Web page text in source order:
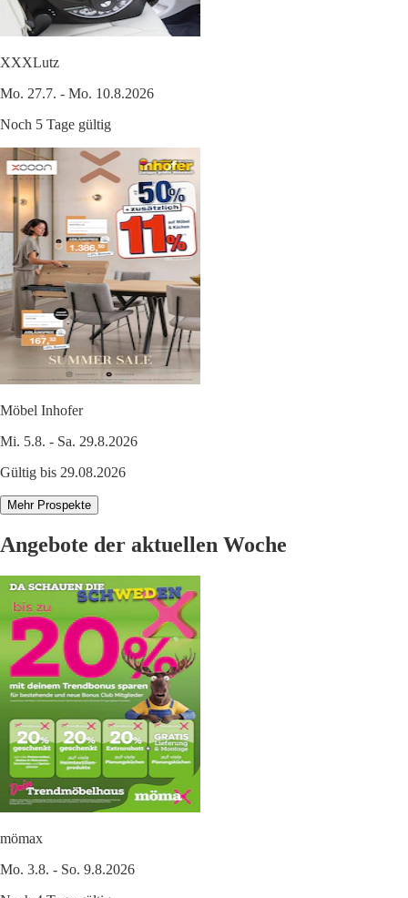
XXXLutz
Mo. 27.7. - Mo. 10.8.2026
Noch 5 Tage gültig
Möbel Inhofer
Mi. 5.8. - Sa. 29.8.2026
Gültig bis 29.08.2026
Mehr Prospekte
Angebote der aktuellen Woche
mömax
Mo. 3.8. - So. 9.8.2026